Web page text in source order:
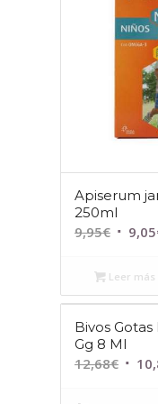
Apiserum
250ml
9,95€ El
original
era:
9,05
Leer más
Bivos
Gg 8 Ml
12,68€ El